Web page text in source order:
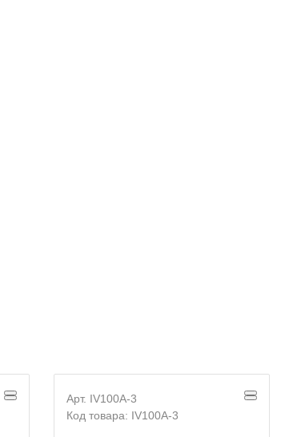
Арт. IV100A-3
Код товара: IV100A-3